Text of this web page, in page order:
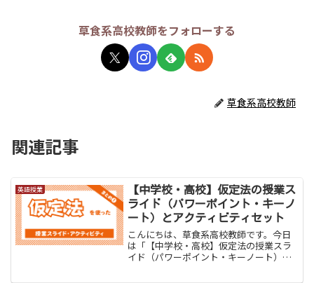
草食系高校教師をフォローする
草食系高校教師
関連記事
英語授業
【中学校・高校】仮定法の授業ス
ライド（パワーポイント・キーノ
ート）とアクティビティセット
こんにちは、草食系高校教師です。今日
は「【中学校・高校】仮定法の授業スラ
イド（パワーポイント・キーノート）と